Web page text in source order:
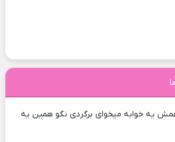
یه خوابه میخوای برگردی نگو همین یه